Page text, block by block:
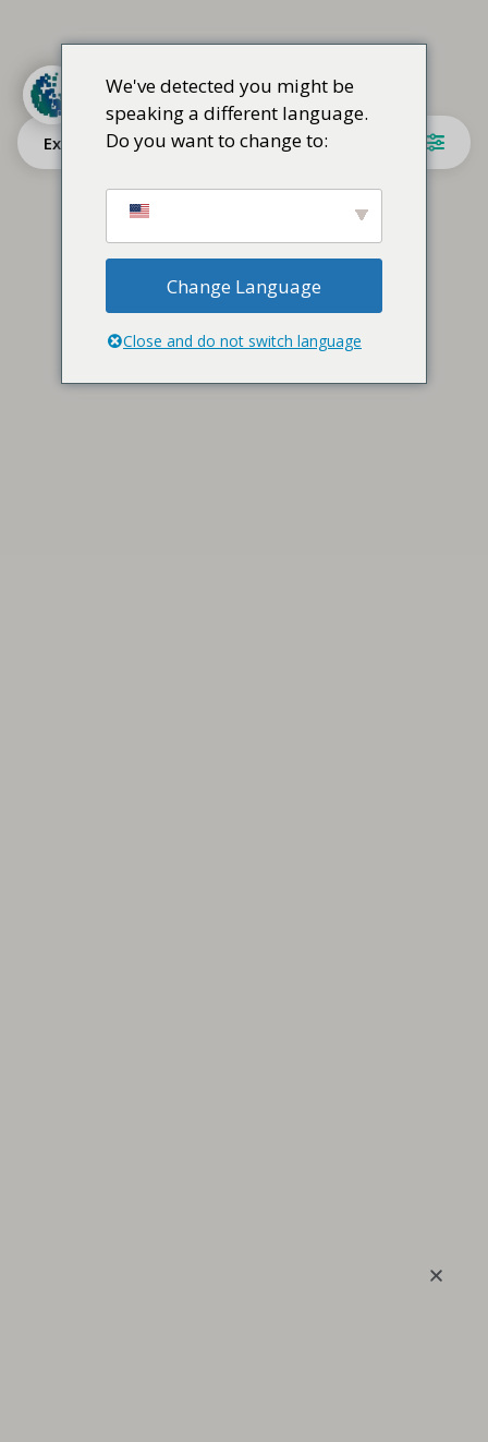
Explore
We've detected you might be
speaking a different language.
Do you want to change to:
Change Language
Close and do not switch language